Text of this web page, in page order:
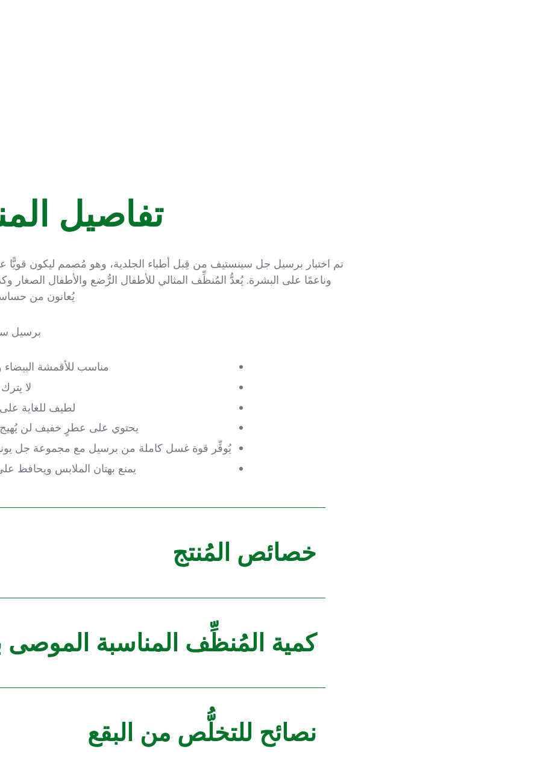
تفاصيل
تم اختبار برسيل جل سينستيف من قِبل أطباء الجلدية، وهو مُصمم ليكون قويًّا
وناعمًا على البشرة. يُعدُّ المُنظِّف المثالي للأطفال الرُّضع والأطفال الصغار
يُعانون من
برسيل
مناسب للأقمشة البيضاء
لا
لطيف للغاية
يحتوي على عطرٍ خفيف لن يُهيج
يُوفِّر قوة غسل كاملة من برسيل مع مجموعة جل
يمنع بهتان الملابس ويحافظ
خصائص المُنتج
كمية المُنظِّف المناسبة الموصى
نصائح للتخلُّص من البقع